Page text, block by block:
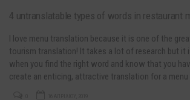
4 untranslatable types of words in restaurant
I love menu translation because it is one of the
tourism translation! It takes a lot of research but it
when you find the right word and know that you
create an enticing, attractive translation for a